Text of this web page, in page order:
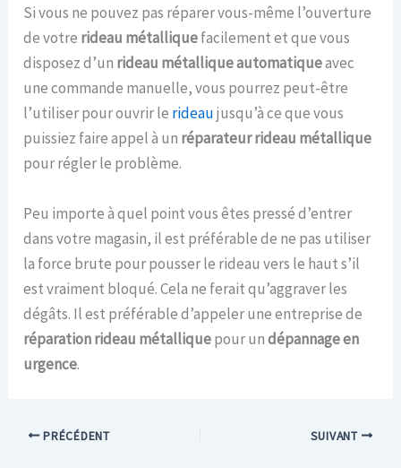
Si vous ne pouvez pas réparer vous-même l’ouverture
de votre rideau métalliquefacilement et que vous
disposez d’un rideau métallique automatiqueavec
une commande manuelle, vous pourrez peut-être
l’utiliser pour ouvrir le rideaujusqu’à ce que vous
puissiez faire appel à un réparateur rideau métallique
pour régler le problème.
Peu importe à quel point vous êtes pressé d’entrer
dans votre magasin, il est préférable de ne pas utiliser
la force brute pour pousser le rideau vers le haut s’il
est vraiment bloqué. Cela ne ferait qu’aggraver les
dégâts. Il est préférable d’appeler une entreprise de
réparation rideau métalliquepour undépannage en
urgence.
PRÉCÉDENT SUIVANT